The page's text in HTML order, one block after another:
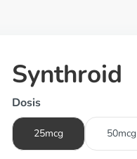
Synthroid
Dosis
25mcg 50mcg